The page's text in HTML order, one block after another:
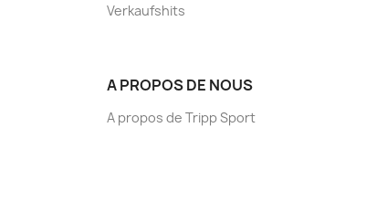
Verkaufshits
A PROPOS DE NOUS
A propos de Tripp Sport